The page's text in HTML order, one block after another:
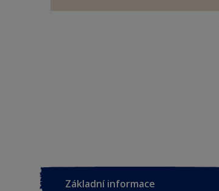
Základní informace